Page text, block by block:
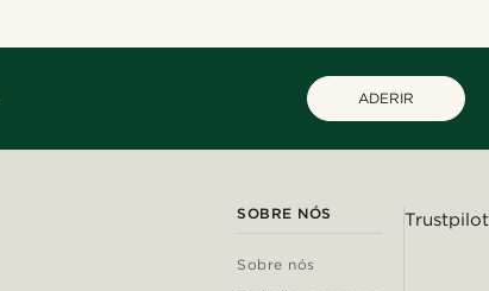
ADERIR
SOBRE NÓS
Sobre nós
Trustpilot